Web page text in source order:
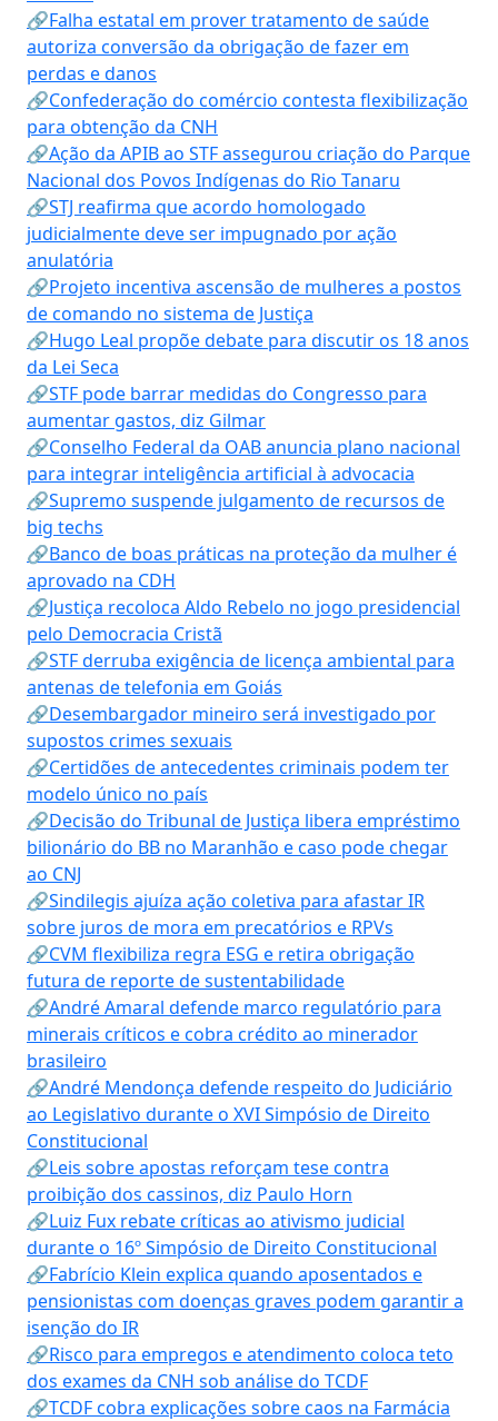
🔗Falha estatal em prover tratamento de saúde
autoriza conversão da obrigação de fazer em
perdas e danos
🔗Confederação do comércio contesta flexibilização
para obtenção da CNH
🔗Ação da APIB ao STF assegurou criação do Parque
Nacional dos Povos Indígenas do Rio Tanaru
🔗STJ reafirma que acordo homologado
judicialmente deve ser impugnado por ação
anulatória
🔗Projeto incentiva ascensão de mulheres a postos
de comando no sistema de Justiça
🔗Hugo Leal propõe debate para discutir os 18 anos
da Lei Seca
🔗STF pode barrar medidas do Congresso para
aumentar gastos, diz Gilmar
🔗Conselho Federal da OAB anuncia plano nacional
para integrar inteligência artificial à advocacia
🔗Supremo suspende julgamento de recursos de
big techs
🔗Banco de boas práticas na proteção da mulher é
aprovado na CDH
🔗Justiça recoloca Aldo Rebelo no jogo presidencial
pelo Democracia Cristã
🔗STF derruba exigência de licença ambiental para
antenas de telefonia em Goiás
🔗Desembargador mineiro será investigado por
supostos crimes sexuais
🔗Certidões de antecedentes criminais podem ter
modelo único no país
🔗Decisão do Tribunal de Justiça libera empréstimo
bilionário do BB no Maranhão e caso pode chegar
ao CNJ
🔗Sindilegis ajuíza ação coletiva para afastar IR
sobre juros de mora em precatórios e RPVs
🔗CVM flexibiliza regra ESG e retira obrigação
futura de reporte de sustentabilidade
🔗André Amaral defende marco regulatório para
minerais críticos e cobra crédito ao minerador
brasileiro
🔗André Mendonça defende respeito do Judiciário
ao Legislativo durante o XVI Simpósio de Direito
Constitucional
🔗Leis sobre apostas reforçam tese contra
proibição dos cassinos, diz Paulo Horn
🔗Luiz Fux rebate críticas ao ativismo judicial
durante o 16º Simpósio de Direito Constitucional
🔗Fabrício Klein explica quando aposentados e
pensionistas com doenças graves podem garantir a
isenção do IR
🔗Risco para empregos e atendimento coloca teto
dos exames da CNH sob análise do TCDF
🔗TCDF cobra explicações sobre caos na Farmácia